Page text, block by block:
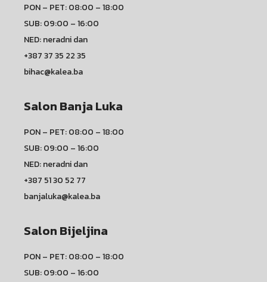
PON – PET: 08:00 – 18:00
SUB: 09:00 – 16:00
NED: neradni dan
+387 37 35 22 35
bihac@kalea.ba
Salon Banja Luka
PON – PET: 08:00 – 18:00
SUB: 09:00 – 16:00
NED: neradni dan
+387 51 30 52 77
banjaluka@kalea.ba
Salon Bijeljina
PON – PET: 08:00 – 18:00
SUB: 09:00 – 16:00